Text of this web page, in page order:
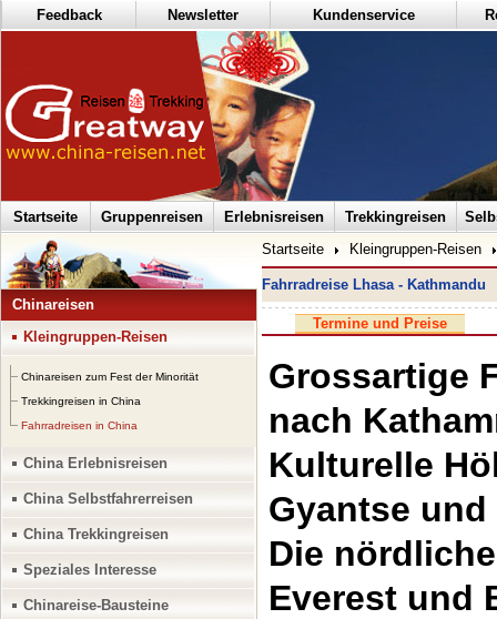
Feedback Newsletter Kundenservice
Startseite Gruppenreisen Erlebnisreisen Trekkingreisen
Chinareisen
Kleingruppen-Reisen
Chinareisen zum Fest der Minorität
Trekkingreisen in China
Fahrradreisen in China
China Erlebnisreisen
China Selbstfahrerreisen
China Trekkingreisen
Speziales Interesse
Chinareise-Bausteine
Startseite Kleingruppen-Reisen
Fahrradreise Lhasa - Kathmandu
Termine und Preise
Grossartige
nach
Kulturelle
Gyantse
Die
Everest und